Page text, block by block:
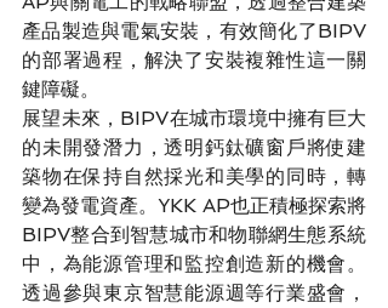
產品製造與電氣安裝，有效簡化了BIPV
的部署過程，解決了安裝複雜性這一關
鍵障礙。
展望未來，BIPV在城市環境中擁有巨大
的未開發潛力，透明鈣鈦礦窗戶將使建
築物在保持自然採光和美學的同時，轉
變為發電資產。YKK AP也正積極探索將
BIPV整合到智慧城市和物聯網生態系統
中，為能源管理和監控創造新的機會。
透過參與東京智慧能源週等行業盛會，